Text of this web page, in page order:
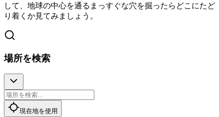
して、地球の中心を通るまっすぐな穴を掘ったらどこにたど
り着くか見てみましょう。
場所を検索
現在地を使用